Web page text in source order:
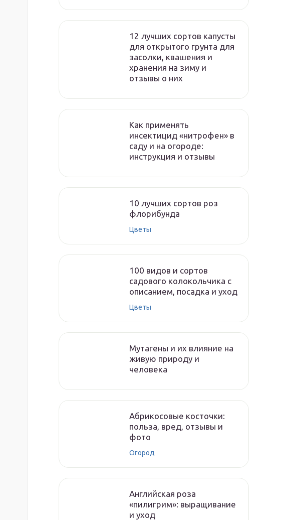
12 лучших сортов капусты
для открытого грунта для
засолки, квашения и
хранения на зиму и
отзывы о них
Как применять
инсектицид «нитрофен» в
саду и на огороде:
инструкция и отзывы
10 лучших сортов роз
флорибунда
Цветы
100 видов и сортов
садового колокольчика с
описанием, посадка и уход
Цветы
Мутагены и их влияние на
живую природу и
человека
Абрикосовые косточки:
польза, вред, отзывы и
фото
Огород
Английская роза
«пилигрим»: выращивание
и уход